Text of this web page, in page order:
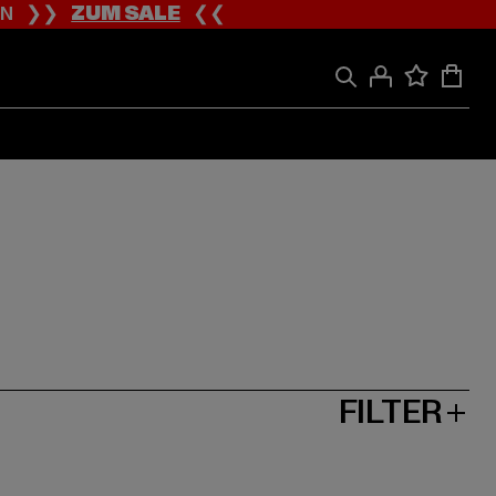
❯❯ZUM SALE❮❮
FILTER